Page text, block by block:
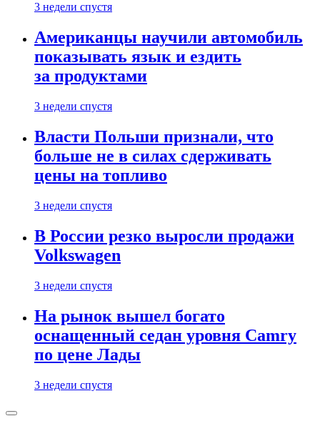
3 недели спустя
Американцы научили автомобиль
показывать язык и ездить
за продуктами
3 недели спустя
Власти Польши признали, что
больше не в силах сдерживать
цены на топливо
3 недели спустя
В России резко выросли продажи
Volkswagen
3 недели спустя
На рынок вышел богато
оснащенный седан уровня Camry
по цене Лады
3 недели спустя